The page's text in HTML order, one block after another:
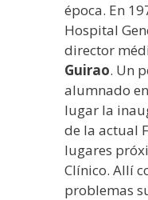
época. En
Hospital
director
Guirao. Un
alumnado
lugar la
de la actual
lugares
Clínico. Allí
problemas